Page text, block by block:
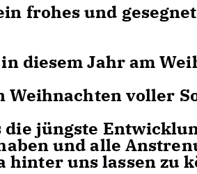
frohes und
diesem Jahr am
Weihnachten voller
jüngste
und alle
hinter uns lassen zu